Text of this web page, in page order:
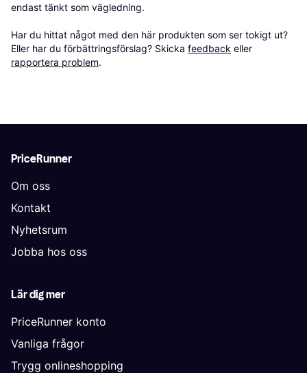
endast tänkt som vägledning.
Har du hittat något med den här produkten som ser tokigt ut?
Eller har du förbättringsförslag? Skicka feedback eller
rapportera problem.
PriceRunner
Om oss
Kontakt
Nyhetsrum
Jobba hos oss
Lär dig mer
PriceRunner konto
Vanliga frågor
Trygg onlineshopping